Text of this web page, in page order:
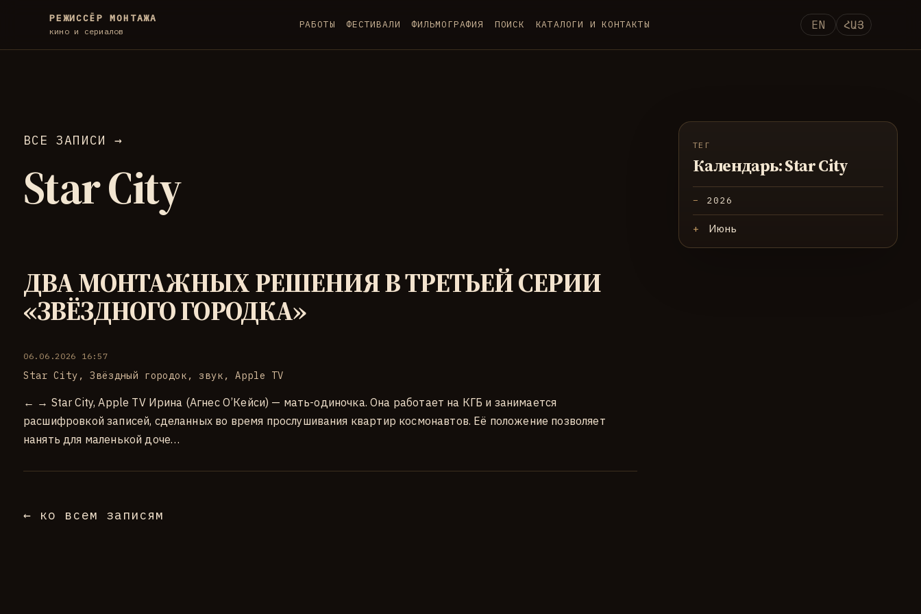
РЕЖИССЁР МОНТАЖА
кино и сериалов
РАБОТЫ ФЕСТИВАЛИ ФИЛЬМОГРАФИЯ ПОИСК КАТАЛОГИ И КОНТАКТЫ EN ՀԱՅ
ВСЕ ЗАПИСИ →
Star City
ДВА МОНТАЖНЫХ РЕШЕНИЯ В ТРЕТЬЕЙ СЕРИИ
«ЗВЁЗДНОГО ГОРОДКА»
06.06.2026 16:57
Star City ,Звёздный городок , звук ,Apple TV
← → Star City, Apple TV Ирина (Агнес О’Кейси) — мать-одиночка. Она работает на КГБ и занимается
расшифровкой записей, сделанных во время прослушивания квартир космонавтов. Её положение позволяет
нанять для маленькой доче…
← ко всем записям
ТЕГ
Календарь: Star City
2026
Июнь